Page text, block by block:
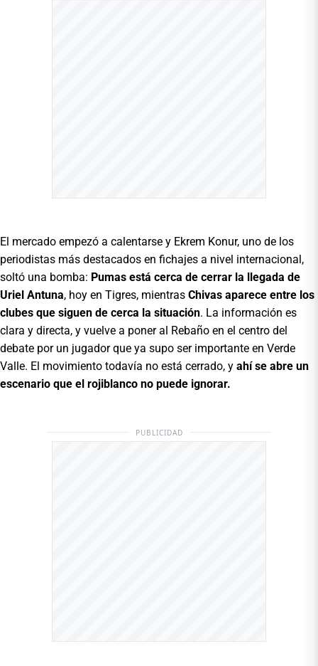
El mercado empezó a calentarse y Ekrem Konur, uno de los
periodistas más destacados en fichajes a nivel internacional,
soltó una bomba: Pumas está cerca de cerrar la llegada de
Uriel Antuna, hoy en Tigres, mientras Chivas aparece entre los
clubes que siguen de cerca la situación. La información es
clara y directa, y vuelve a poner al Rebaño en el centro del
debate por un jugador que ya supo ser importante en Verde
Valle. El movimiento todavía no está cerrado, y ahí se abre un
escenario que el rojiblanco no puede ignorar.
PUBLICIDAD